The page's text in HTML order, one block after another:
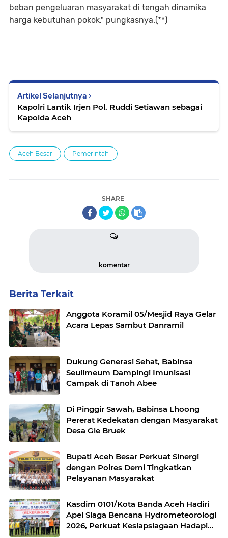
beban pengeluaran masyarakat di tengah dinamika
harga kebutuhan pokok," pungkasnya.(**)
Artikel Selanjutnya
Kapolri Lantik Irjen Pol. Ruddi Setiawan sebagai
Kapolda Aceh
Aceh Besar Pemerintah
SHARE
komentar
Berita Terkait
Anggota Koramil 05/Mesjid Raya Gelar
Acara Lepas Sambut Danramil
Dukung Generasi Sehat, Babinsa
Seulimeum Dampingi Imunisasi
Campak di Tanoh Abee
Di Pinggir Sawah, Babinsa Lhoong
Pererat Kedekatan dengan Masyarakat
Desa Gle Bruek
Bupati Aceh Besar Perkuat Sinergi
dengan Polres Demi Tingkatkan
Pelayanan Masyarakat
Kasdim 0101/Kota Banda Aceh Hadiri
Apel Siaga Bencana Hydrometeorologi
2026, Perkuat Kesiapsiagaan Hadapi